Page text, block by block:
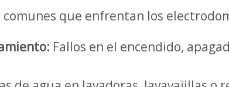
comunes que enfrentan los
Fallos en el encendido,